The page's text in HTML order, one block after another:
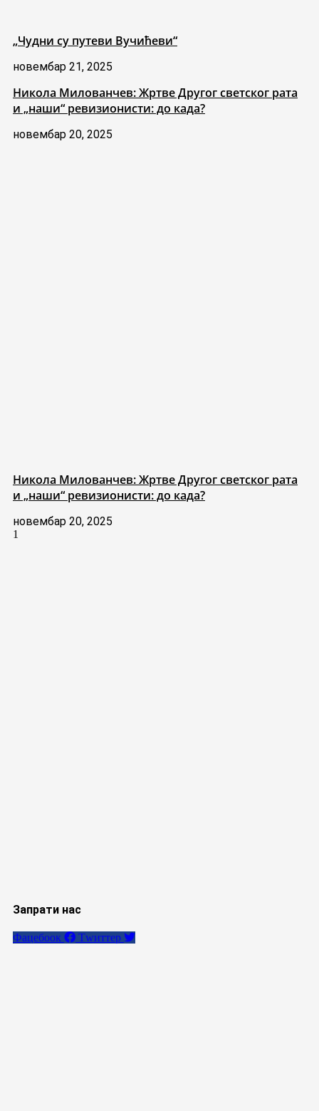
„Чудни су путеви Вучићеви“
новембар 21, 2025
Никола Милованчев: Жртве Другог светског рата
и „наши“ ревизионисти: до када?
новембар 20, 2025
Никола Милованчев: Жртве Другог светског рата
и „наши“ ревизионисти: до када?
новембар 20, 2025
Запрати нас
Фацебоок Тwиттер